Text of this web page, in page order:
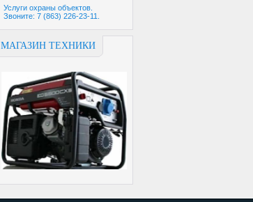
Услуги охраны объектов.
Звоните: 7 (863) 226-23-11.
МАГАЗИН ТЕХНИКИ